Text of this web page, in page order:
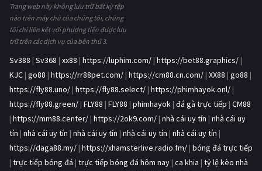
Trang web này không lưu trữ bất kỳ tệp
nào trên máy chủ của chúng tôi, chúng
tôi chỉ liên kết với phương tiện được lưu
trữ trên các dịch vụ của bên thứ 3.
Sv388 | Sv368 | xx88 | https://luphim.com/ | https://bet88.graphics/ |
KJC | go88 | https://rr88pet.com/ | https://cm88.cn.com/ | XX88 | go88 |
https://fly88.uno/ | https://fly88.select/ | https://phimhayok.onl/ |
https://fly88.green/ | FLY88 | FLY88 | phimhayok | đá gà trực tiếp | CM88
| https://mm88.center/ | https://2ok9.com/ | nhà cái uy tín | nhà cái uy
tín | nhà cái uy tín | nhà cái uy tín | nhà cái uy tín | nhà cái uy tín |
https://daga88.my/ | https://xhamsterlive.radio.fm/ | bóng đá trực tiếp
| trực tiếp bóng đá | trực tiếp bóng đá hôm nay | ca khia | tỷ lệ kèo nhà